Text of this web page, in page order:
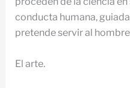
conducta humana,
pretende servir al
El arte.